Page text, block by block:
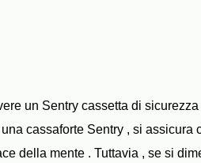
un Sentry cassetta di
cassaforte Sentry , si
della mente . Tuttavia , se si